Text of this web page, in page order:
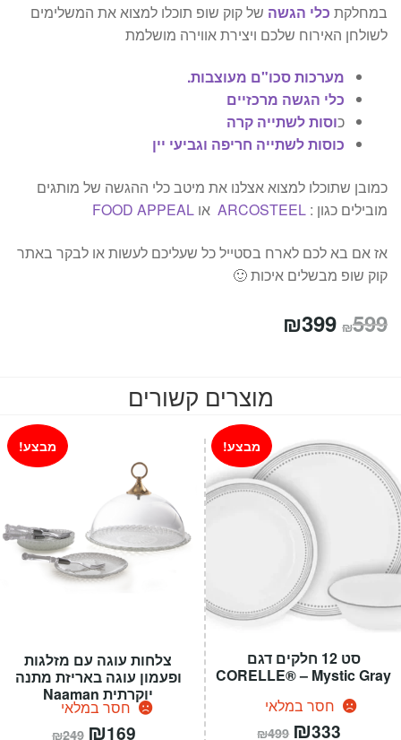
במחלקת כלי הגשה של קוק שופ תוכלו למצוא את המשלימים
לשולחן האירוח שלכם ויצירת אווירה מושלמת
מערכות סכו"ם מעוצבות.
כלי הגשה מרכזיים
כוסות לשתייה קרה
כוסות לשתייה חריפה וגביעי יין
כמובן שתוכלו למצוא אצלנו את מיטב כלי ההגשה של מותגים
מובילים כגון : ARCOSTEEL או FOOD APPEAL
אז אם בא לכם לארח בסטייל כל שעליכם לעשות או לבקר באתר
קוק שופ מבשלים איכות 🙂
₪599 המחיר
₪399
הוא:
₪399.
מוצרים קשורים
צלחות עוגה עם מזלגות
ופעמון עוגה באריזת מתנה
יוקרתית Naaman
חסר במלאי
מבצע!
₪249 המחיר
₪169
סט 12 חלקים דגם
CORELLE® – Mystic Gray
חסר במלאי
מבצע!
₪499 המחיר
₪333